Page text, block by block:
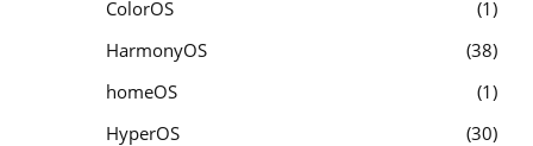
ColorOS
1
HarmonyOS
38
homeOS
1
HyperOS
30